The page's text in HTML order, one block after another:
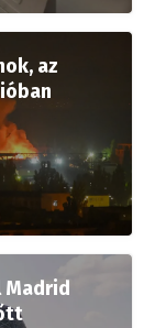
az
Madrid